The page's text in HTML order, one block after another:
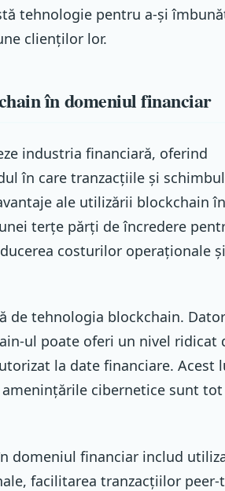
tehnologie pentru a-și
clienților lor.
în domeniul financiar
industria financiară, oferind
în care tranzacțiile și
ale utilizării blockchain în
terțe părți de încredere
costurilor operaționale
de tehnologia blockchain.
ul poate oferi un nivel ridicat
la date financiare. Acest
cibernetice sunt
domeniul financiar includ
facilitarea tranzacțiilor peer-